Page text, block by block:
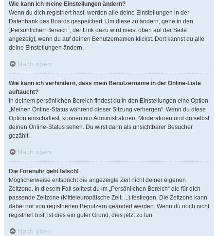
Wie kann ich meine Einstellungen ändern?
Wenn du dich registriert hast, werden alle deine Einstellungen in der
Datenbank des Boards gespeichert. Um diese zu ändern, gehe in den
„Persönlichen Bereich“; der Link dazu wird meist oben auf der Seite
angezeigt, wenn du auf deinen Benutzernamen klickst. Dort kannst du alle
deine Einstellungen ändern.
Nach oben
Wie kann ich verhindern, dass mein Benutzername in der Online-Liste
auftaucht?
In deinem persönlichen Bereich findest du in den Einstellungen eine Option
„Meinen Online-Status während dieser Sitzung verbergen“. Wenn du diese
Option einschaltest, können nur Administratoren, Moderatoren und du selbst
deinen Online-Status sehen. Du wirst dann als unsichtbarer Besucher
gezählt.
Nach oben
Die Forenuhr geht falsch!
Möglicherweise entspricht die angezeigte Zeit nicht deiner eigenen
Zeitzone. In diesem Fall solltest du im „Persönlichen Bereich“ die für dich
passende Zeitzone (Mitteleuropäische Zeit, ...) festlegen. Die Zeitzone kann
dabei nur von registrierten Benutzern geändert werden. Wenn du noch nicht
registriert bist, ist dies ein guter Grund, dies jetzt zu tun.
Nach oben